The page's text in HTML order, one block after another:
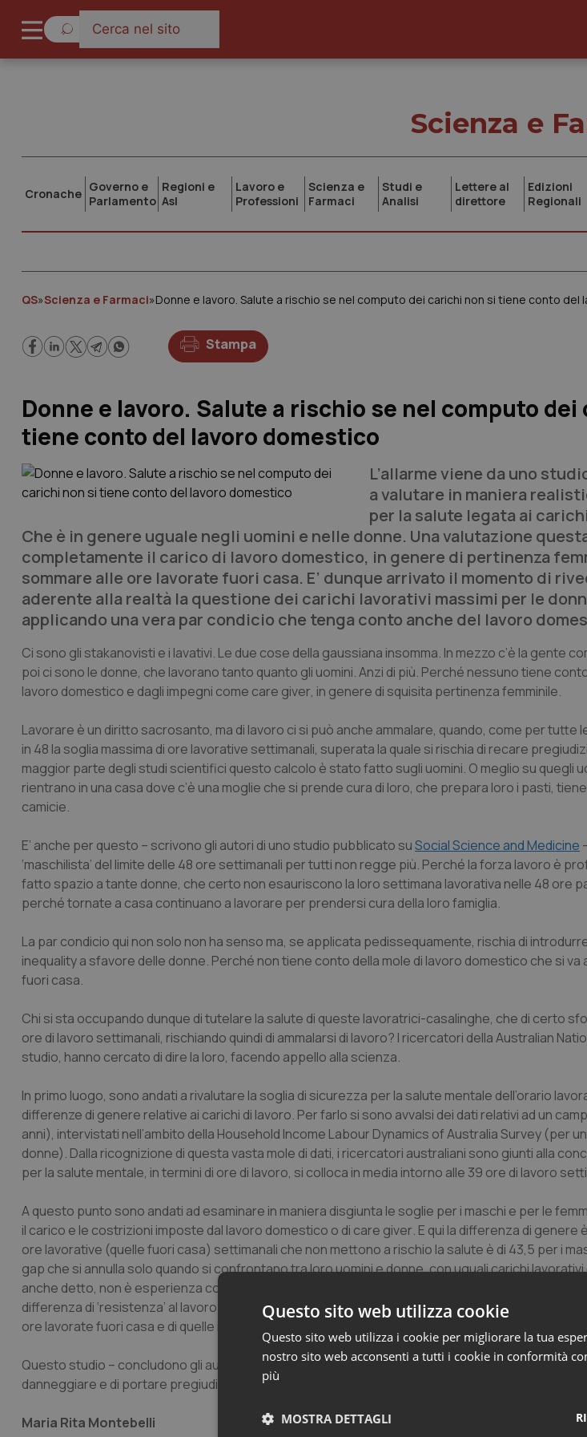
Scienza e
Cronache Governo e
Parlamento
Regioni e
Asl
Lavoro e
Professioni
Scienza e
Farmaci
Studi e
Analisi
Lettere al
direttore
Edizioni
Regionali
QS»Scienza e Farmaci»Donne e lavoro. Salute a rischio se nel computo dei carichi non si tiene conto del
Stampa
Donne e lavoro. Salute a rischio se nel computo
tiene conto del lavoro domestico
L’allarme viene da uno
a valutare in maniera
per la salute legata ai
Che è in genere uguale negli uomini e nelle donne. Una valutazione
completamente il carico di lavoro domestico, in genere di pertinenza
sommare alle ore lavorate fuori casa. E’ dunque arrivato il momento di
aderente alla realtà la questione dei carichi lavorativi massimi per le
applicando una vera par condicio che tenga conto anche del lavoro
Ci sono gli stakanovisti e i lavativi. Le due cose della gaussiana insomma. In mezzo c’è la gente
poi ci sono le donne, che lavorano tanto quanto gli uomini. Anzi di più. Perché nessuno tiene
lavoro domestico e dagli impegni come care giver, in genere di squisita pertinenza femminile.
Lavorare è un diritto sacrosanto, ma di lavoro ci si può anche ammalare, quando, come per tutte
in 48 la soglia massima di ore lavorative settimanali, superata la quale si rischia di recare
maggior parte degli studi scientifici questo calcolo è stato fatto sugli uomini. O meglio su quegli
rientrano in una casa dove c’è una moglie che si prende cura di loro, che prepara loro i pasti,
camicie.
E’ anche per questo – scrivono gli autori di uno studio pubblicato suSocial Science and Medicine
‘maschilista’ del limite delle 48 ore settimanali per tutti non regge più. Perché la forza lavoro è
fatto spazio a tante donne, che certo non esauriscono la loro settimana lavorativa nelle 48 ore
perché tornate a casa continuano a lavorare per prendersi cura della loro famiglia.
La par condicio qui non solo non ha senso ma, se applicata pedissequamente, rischia di
inequalitya sfavore delle donne. Perché non tiene conto della mole di lavoro domestico che si
fuori casa.
Chi si sta occupando dunque di tutelare la salute di queste lavoratrici-casalinghe, che di certo
ore di lavoro settimanali, rischiando quindi di ammalarsi di lavoro? I ricercatori dellaAustralian
studio, hanno cercato di dire la loro, facendo appello alla scienza.
In primo luogo, sono andati a rivalutare la soglia di sicurezza per la salute mentale dell’orario
differenze di genere relative ai carichi di lavoro. Per farlo si sono avvalsi dei dati relativi ad un
anni), intervistati nell’ambito della Household Income Labour Dynamics of Australia Survey (per
donne). Dalla ricognizione di questa vasta mole di dati, i ricercatori australiani sono giunti alla
per la salute mentale, in termini di ore di lavoro, si colloca in media intorno alle 39 ore di lavoro
A questo punto sono andati ad esaminare in maniera disgiunta le soglie per i maschi e per le
il carico e le costrizioni imposte dal lavoro domestico o di care giver. E qui la differenza di genere
ore lavorative (quelle fuori casa) settimanali che non mettono a rischio la salute è di 43,5 per i
gap che si annulla solo quando si confrontano tra loro uomini e donne, con uguali carichi
anche detto, non è esperienza comune. Né in Australia, né nel nostro emisfero. E’ in genere la
differenza di ‘resistenza’ al lavoro non è dunque legata alla biologia ma è spiegabile con la
ore lavorate fuori casa e di quelle impiegate nei lavori domestici a fare la differenza.
Questo studio – concludono gli autori – mette in luce i limiti delle attuali normative del lavoro che,
danneggiare e di portare pregiudizio in maniera sistematica alla salute della donna.
Maria Rita Montebelli
Questo sito web utilizza cookie
Questo sito web utilizza i cookie per migliorare la tua
nostro sito web acconsenti a tutti i cookie in conformità
più
MOSTRA DETTAGLI